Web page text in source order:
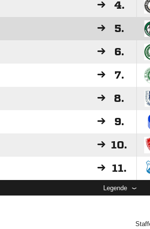
4.
5.
6.
7.
8.
9.
10.
11.
Legende